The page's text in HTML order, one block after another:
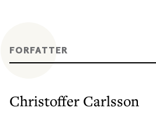
FORFATTER
Christoffer Carlsson